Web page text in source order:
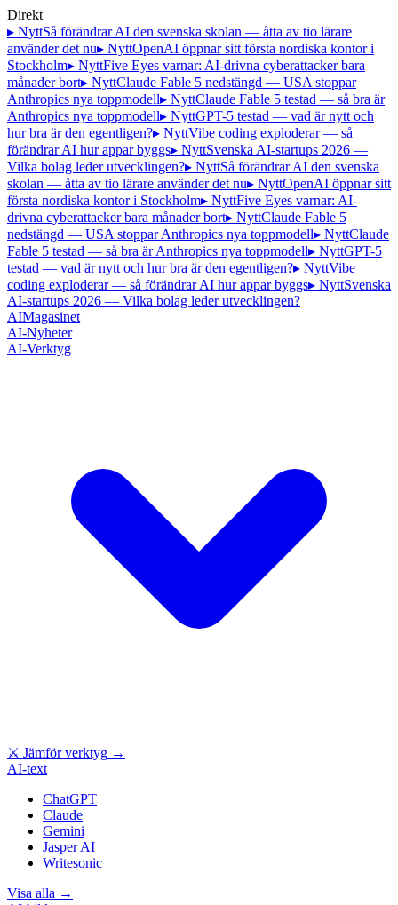
Direkt
▸ NyttSå förändrar AI den svenska skolan — åtta av tio lärare
använder det nu▸ NyttOpenAI öppnar sitt första nordiska kontor i
Stockholm▸ NyttFive Eyes varnar: AI-drivna cyberattacker bara
månader bort▸ NyttClaude Fable 5 nedstängd — USA stoppar
Anthropics nya toppmodell▸ NyttClaude Fable 5 testad — så bra är
Anthropics nya toppmodell▸ NyttGPT-5 testad — vad är nytt och
hur bra är den egentligen?▸ NyttVibe coding exploderar — så
förändrar AI hur appar byggs▸ NyttSvenska AI-startups 2026 —
Vilka bolag leder utvecklingen?▸ NyttSå förändrar AI den svenska
skolan — åtta av tio lärare använder det nu▸ NyttOpenAI öppnar sitt
första nordiska kontor i Stockholm▸ NyttFive Eyes varnar: AI-
drivna cyberattacker bara månader bort▸ NyttClaude Fable 5
nedstängd — USA stoppar Anthropics nya toppmodell▸ NyttClaude
Fable 5 testad — så bra är Anthropics nya toppmodell▸ NyttGPT-5
testad — vad är nytt och hur bra är den egentligen?▸ NyttVibe
coding exploderar — så förändrar AI hur appar byggs▸ NyttSvenska
AI-startups 2026 — Vilka bolag leder utvecklingen?
AIMagasinet
AI-Nyheter
AI-Verktyg
⚔ Jämför verktyg →
AI-text
ChatGPT
Claude
Gemini
Jasper AI
Writesonic
Visa alla →